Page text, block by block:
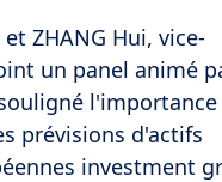
ZHANG Hui, vice-
un panel animé
prévisions d'actifs
investment